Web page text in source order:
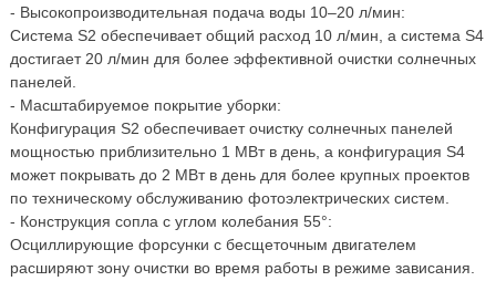
- Высокопроизводительная подача воды 10–20 л/мин:
Система S2 обеспечивает общий расход 10 л/мин, а система S4
достигает 20 л/мин для более эффективной очистки солнечных
панелей.
- Масштабируемое покрытие уборки:
Конфигурация S2 обеспечивает очистку солнечных панелей
мощностью приблизительно 1 МВт в день, а конфигурация S4
может покрывать до 2 МВт в день для более крупных проектов
по техническому обслуживанию фотоэлектрических систем.
- Конструкция сопла с углом колебания 55°:
Осциллирующие форсунки с бесщеточным двигателем
расширяют зону очистки во время работы в режиме зависания.